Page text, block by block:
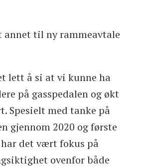
annet til ny rammeavtale
lett å si at vi kunne ha
på gasspedalen og økt
Spesielt med tanke på
gjennom 2020 og første
det vært fokus på
ovenfor både